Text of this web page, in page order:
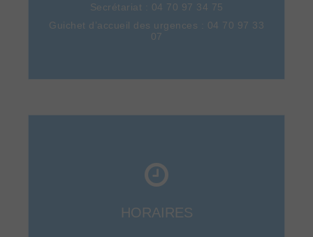
Secrétariat : 04 70 97 34 75
Guichet d’accueil des urgences : 04 70 97 33
07
HORAIRES